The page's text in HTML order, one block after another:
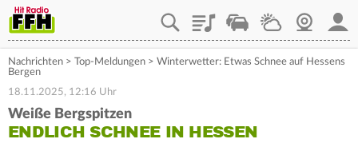
PlaylistStaupilotWetterWebcam
Nachrichten > Top-Meldungen > Winterwetter: Etwas Schnee auf Hessens
Bergen
18.11.2025, 12:16 Uhr
Weiße Bergspitzen
ENDLICH SCHNEE IN HESSEN